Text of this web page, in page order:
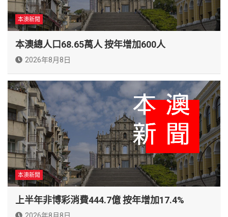
本澳新聞
本澳總人口68.65萬人 按年增加600人
2026年8月8日
本澳新聞
上半年非博彩消費444.7億 按年增加17.4%